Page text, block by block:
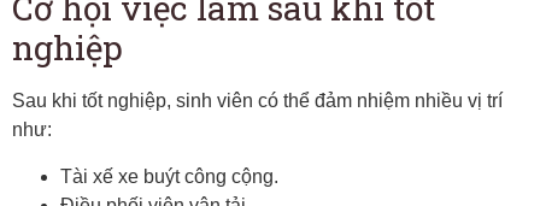
nghiệp
Sau khi tốt nghiệp, sinh viên có thể đảm nhiệm nhiều vị trí
như:
Tài xế xe buýt công cộng.